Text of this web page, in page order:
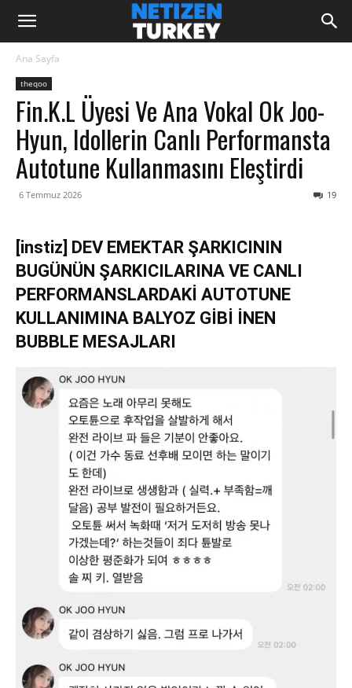
Ana Sayfa
theqoo
Fin.K.L Üyesi Ve Ana Vokal Ok Joo-
Hyun, Idollerin Canlı Performansta
Autotune Kullanmasını Eleştirdi
6 Temmuz 2026 19
[instiz] DEV EMEKTAR ŞARKICININ
BUGÜNÜN ŞARKICILARINA VE CANLI
PERFORMANSLARDAKİ AUTOTUNE
KULLANIMINA BALYOZ GİBİ İNEN
BUBBLE MESAJLARI